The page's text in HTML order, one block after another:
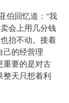
伯回忆道：“我
会上用几分钱
抬不动。接着
己的经营理
重要的是对古
天只想着利